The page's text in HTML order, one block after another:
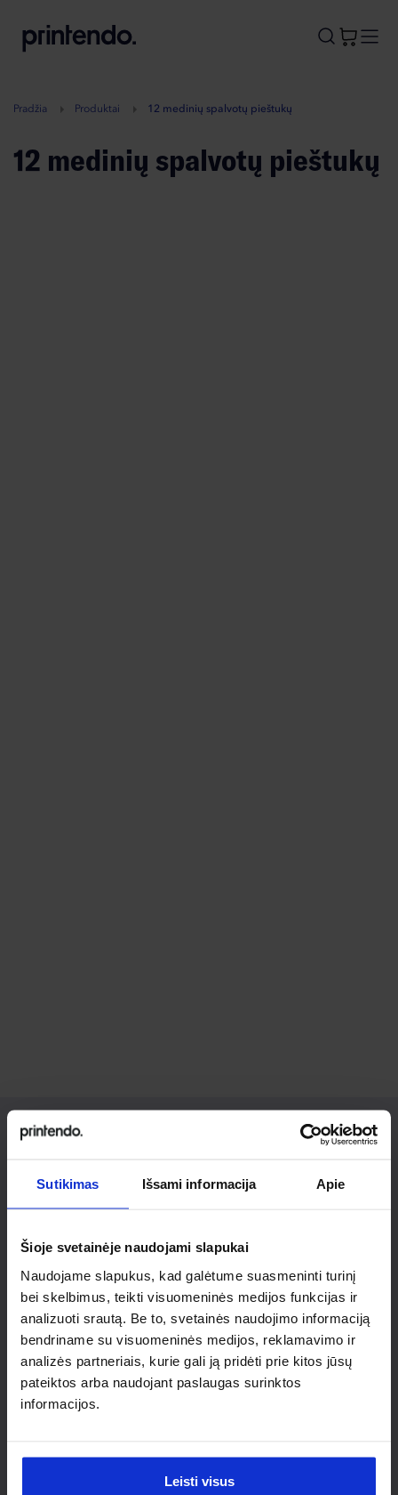
Sutikimas Išsami informacija Apie
Šioje svetainėje naudojami slapukai
Naudojame slapukus, kad galėtume suasmeninti turinį
bei skelbimus, teikti visuomeninės medijos funkcijas ir
analizuoti srautą. Be to, svetainės naudojimo informaciją
bendriname su visuomeninės medijos, reklamavimo ir
analizės partneriais, kurie gali ją pridėti prie kitos jūsų
pateiktos arba naudojant paslaugas surinktos
informacijos.
Leisti visus
A
Pradžia Produktai 12 medinių spalvotų pieštukų
12 medinių spalvotų pieštukų
Ieškai
individualaus
sprendimo?
Susisiek su mumis dėl
nestandartinio produkto aptarimo.
Susisiekti